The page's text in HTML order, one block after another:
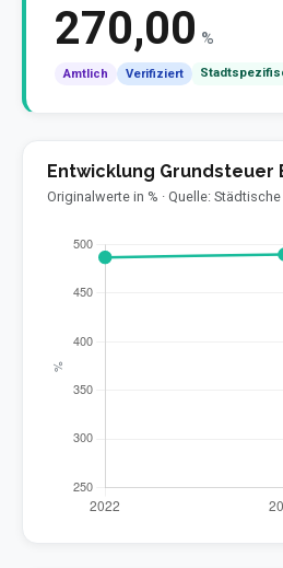
270,00 %
Amtlich Verifiziert
Entwicklung Grundsteuer
Originalwerte in % · Quelle: